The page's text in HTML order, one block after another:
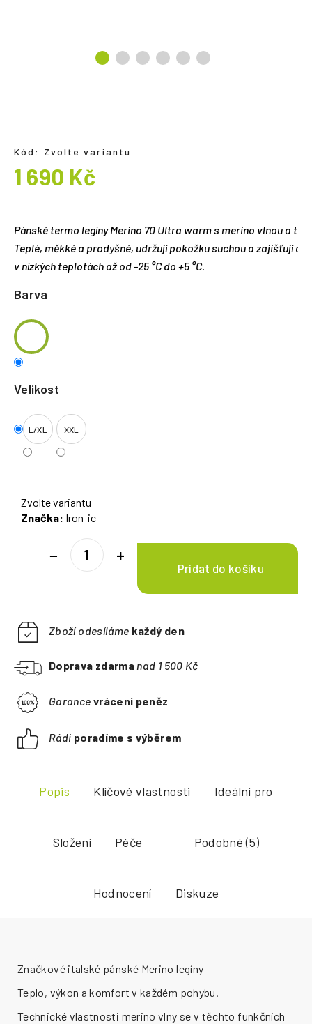
Pánské termo legíny Merino 70 Ultra warm s merino vlnou a
Teplé, měkké a prodyšné, udržují pokožku suchou a zajišťují
v nízkých teplotách až od -25 °C do +5 °C.
Barva
Velikost
L/XL XXL
Zvolte variantu
Značka: Iron-ic
+
−
Zboží odesíláme každý den
Doprava zdarma nad 1 500 Kč
Garance vrácení peněz
Rádi poradíme s výběrem
Kód: Zvolte variantu
1 690 Kč
Popis Klíčové vlastnosti Ideální pro
Složení Péče Podobné (5)
Hodnocení Diskuze
Značkové italské pánské Merino legíny
Teplo, výkon a komfort v každém pohybu.
Technické vlastnosti merino vlny se v těchto funkčních